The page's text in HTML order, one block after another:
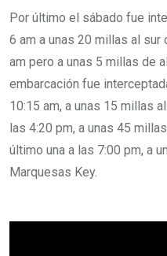
Por último el sábado fue
6 am a unas 20 millas al sur
am pero a unas 5 millas de
embarcación fue
10:15 am, a unas 15 millas
las 4:20 pm, a unas 45
último una a las 7:00 pm, a
Marquesas Key.